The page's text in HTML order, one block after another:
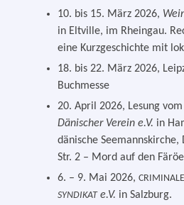
10. bis 15. März 2026,
in Eltville, im Rheingau.
eine Kurzgeschichte mit
18. bis 22. März 2026,
Buchmesse
20. April 2026, Lesung
Dänischer Verein e.V. in
däni­sche Seemannskirche,
Str. 2 – Mord auf den
6. – 9. Mai 2026,CRIMINALE
SYNDIKATe.V. in Salzburg.